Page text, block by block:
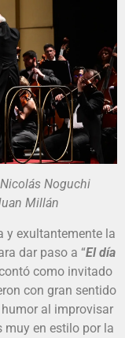
Noguchi
Millán
y exultantemente la
dar paso a “El día
como invitado
con gran sentido
al improvisar
muy en estilo por la